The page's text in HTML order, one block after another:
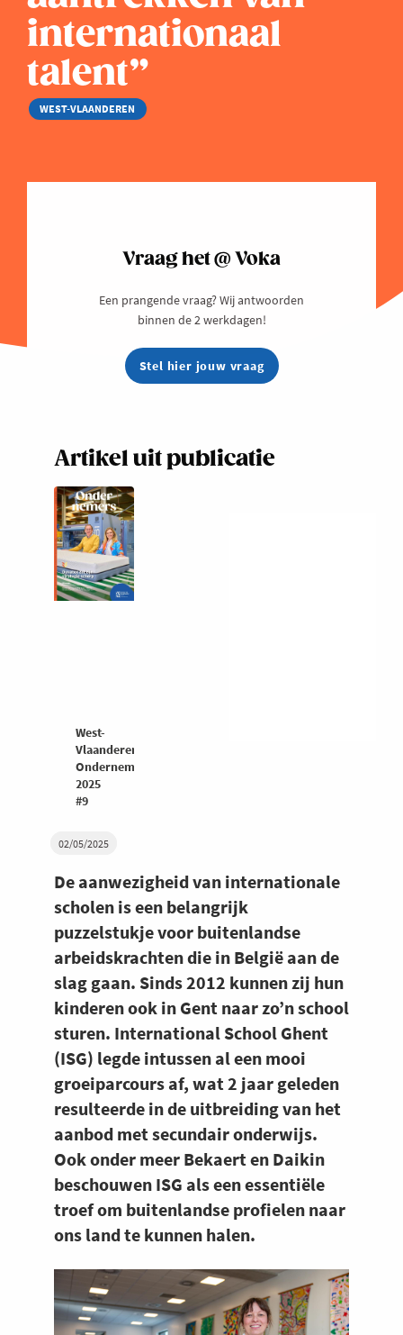
internationaal
talent”
WEST-VLAANDEREN
02/05/2025
De aanwezigheid van internationale
scholen is een belangrijk
puzzelstukje voor buitenlandse
arbeidskrachten die in België aan de
slag gaan. Sinds 2012 kunnen zij hun
kinderen ook in Gent naar zo’n school
sturen. International School Ghent
(ISG) legde intussen al een mooi
groeiparcours af, wat 2 jaar geleden
resulteerde in de uitbreiding van het
aanbod met secundair onderwijs.
Ook onder meer Bekaert en Daikin
beschouwen ISG als een essentiële
troef om buitenlandse profielen naar
ons land te kunnen halen.
Vraag het @ Voka
Een prangende vraag? Wij antwoorden
binnen de 2 werkdagen!
Stel hier jouw vraag
Artikel uit publicatie
West-
Vlaanderen
Ondernemers
2025
#9